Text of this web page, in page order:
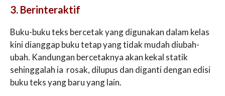
3. Berinteraktif
Buku-buku teks bercetak yang digunakan dalam kelas
kini dianggap buku tetap yang tidak mudah diubah-
ubah. Kandungan bercetaknya akan kekal statik
sehinggalah ia rosak, dilupus dan diganti dengan edisi
buku teks yang baru yang lain.